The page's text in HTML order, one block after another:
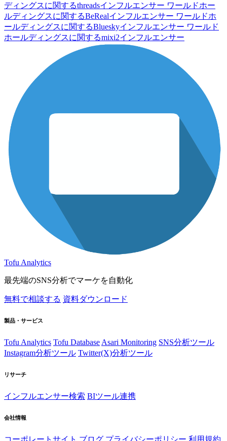
ディングスに関するthreadsインフルエンサー ワールドホー
ルディングスに関するBeRealインフルエンサー ワールドホ
ールディングスに関するBlueskyインフルエンサー ワールド
ホールディングスに関するmixi2インフルエンサー
Tofu Analytics
最先端のSNS分析でマーケを自動化
無料で相談する 資料ダウンロード
製品・サービス
Tofu Analytics Tofu Database Asari Monitoring SNS分析ツール
Instagram分析ツール Twitter(X)分析ツール
リサーチ
インフルエンサー検索 BIツール連携
会社情報
コーポレートサイト ブログ プライバシーポリシー 利用規約